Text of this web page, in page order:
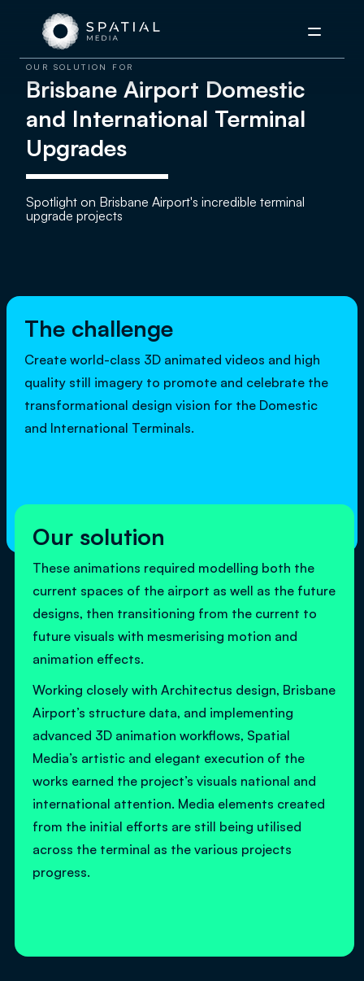
Menu
OUR SOLUTION FOR
Brisbane Airport Domestic
and International Terminal
Upgrades
Spotlight on Brisbane Airport's incredible terminal
upgrade projects
The challenge
Create world-class 3D animated videos and high
quality still imagery to promote and celebrate the
transformational design vision for the Domestic
and International Terminals.
Our solution
These animations required modelling both the
current spaces of the airport as well as the future
designs, then transitioning from the current to
future visuals with mesmerising motion and
animation effects.
Working closely with Architectus design, Brisbane
Airport’s structure data, and implementing
advanced 3D animation workflows, Spatial
Media’s artistic and elegant execution of the
works earned the project’s visuals national and
international attention. Media elements created
from the initial efforts are still being utilised
across the terminal as the various projects
progress.